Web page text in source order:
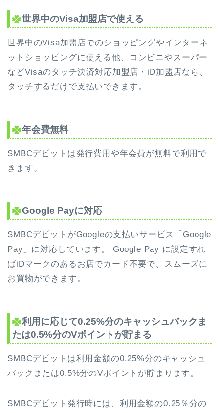
世界中のVisa加盟店で使える
世界中のVisa加盟店でのショッピングやインターネ
ットショッピングに使える他、コンビニやスーパー
などVisaのタッチ決済対応加盟店・iD加盟店なら、
タッチするだけで支払いできます。
年会費無料
SMBCデビットは発行費用や年会費が無料で利用で
きます。
Google Payに対応
SMBCデビットがGoogleの支払いサービス「Google
Pay」に対応しています。 Google Pay に設定すれ
ばiDマークのあるお店でカード不要で、スムーズに
お買物ができます。
利用に応じて0.25%分のキャッシュバックま
たは0.5%分のVポイントが貯まる
SMBCデビットは利用金額の0.25%分のキャッシュ
バックまたは0.5%分のVポイントが貯まります。
SMBCデビット発行時には、利用金額の0.25％分の